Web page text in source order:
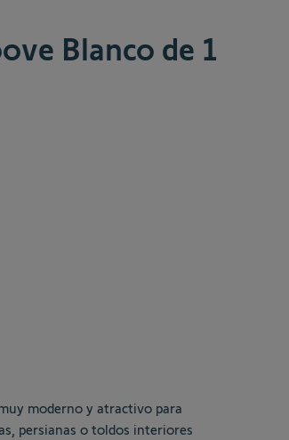
Blanco de 1
moderno y atractivo para
persianas o toldos interiores